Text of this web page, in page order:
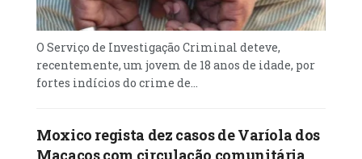
O Serviço de Investigação Criminal deteve,
recentemente, um jovem de 18 anos de idade, por
fortes indícios do crime de...
Moxico regista dez casos de Varíola dos
Macacos com circulação comunitária